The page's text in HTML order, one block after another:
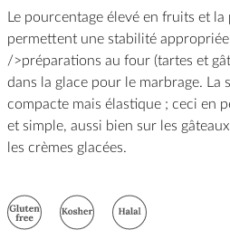
Le pourcentage élevé en fruits et
permettent une stabilité
/>préparations au four (tartes et
dans la glace pour le marbrage.
compacte mais élastique ; ceci en
et simple, aussi bien sur les
les crèmes glacées.